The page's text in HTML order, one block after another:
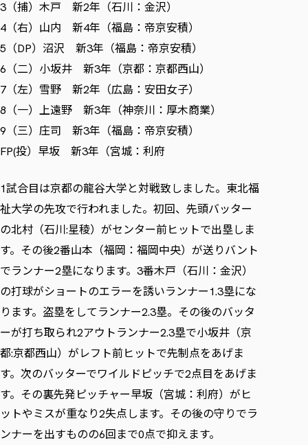
3 （捕）木戸 新2年（石川：金沢）
4 （右）山内 新4年（福島：帝京安積）
5 （DP）沼沢 新3年（福島：帝京安積）
6 （二）小坂井 新3年（京都：京都西山）
7 （左）雪野 新2年（広島：安田女子）
8 （一）上遠野 新3年（神奈川：厚木商業）
9 （三）庄司 新3年（福島：帝京安積）
FP(投）早坂 新3年（宮城：利府
1試合目は京都の龍谷大学と対戦致しました。東北福
祉大学の先攻で行われました。 初回、先頭バッター
の北村（石川:星稜）がセンター前ヒットで出塁しま
す。その後2番山本（福岡：福岡中央）が送りバント
でランナー2塁になります。 3番木戸（石川：金沢）
の打球がショートのエラーを誘いランナー1.3塁にな
ります。盗塁をしてランナー2.3塁。その後のバッタ
ーが打ち取られ2アウトランナー2.3塁で小坂井（京
都:京都西山）がレフト前ヒットで先制点をあげま
す。次のバッターでワイルドピッチで2点目をあげま
す。その裏先発ピッチャー早坂（宮城：利府）がヒ
ットやミスが重なり2失点します。その後の守りでラ
ンナーを出すものの6回まで0点で抑えます。